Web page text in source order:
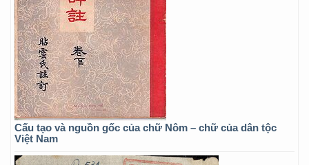
Cấu tạo và nguồn gốc của chữ Nôm – chữ của dân tộc
Việt Nam